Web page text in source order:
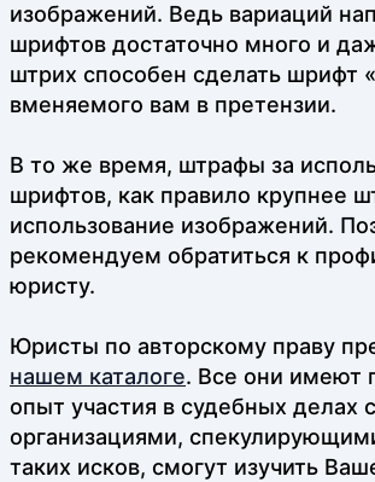
изображений. Ведь вариаций
шрифтов достаточно много и
штрих способен сделать шрифт
вменяемого вам в претензии.
В то же время, штрафы за
шрифтов, как правило крупнее
использование изображений.
рекомендуем обратиться к
юристу.
Юристы по авторскому праву
нашем каталоге. Все они имеют
опыт участия в судебных делах с
организациями,
таких исков, смогут изучить